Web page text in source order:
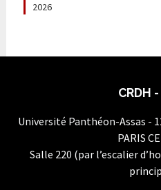
2026
CRDH
Université Panthéon-Assas -
PARIS
Salle 220 (par l’escalier